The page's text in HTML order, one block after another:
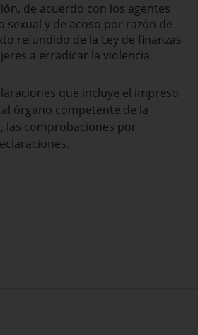
de acuerdo con los agentes
y de acoso por razón de
refundido de la Ley de finanzas
a erradicar la violencia
que incluye el impreso
órgano competente de la
las comprobaciones por